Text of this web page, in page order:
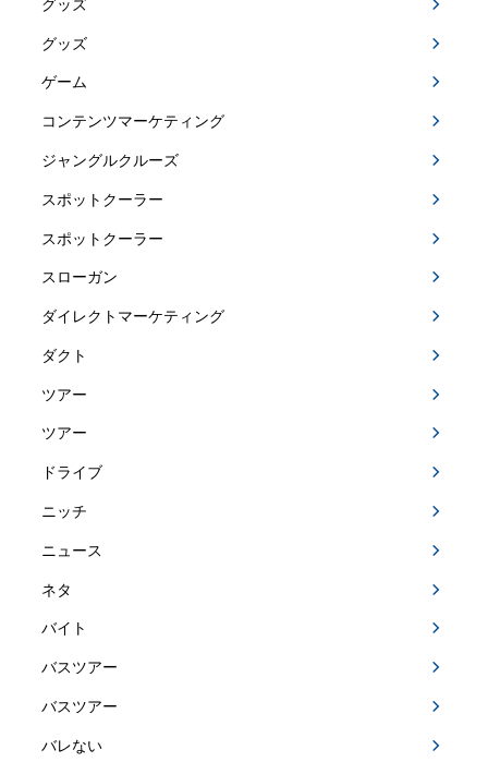
グッズ
グッズ
ゲーム
コンテンツマーケティング
ジャングルクルーズ
スポットクーラー
スポットクーラー
スローガン
ダイレクトマーケティング
ダクト
ツアー
ツアー
ドライブ
ニッチ
ニュース
ネタ
バイト
バスツアー
バスツアー
バレない